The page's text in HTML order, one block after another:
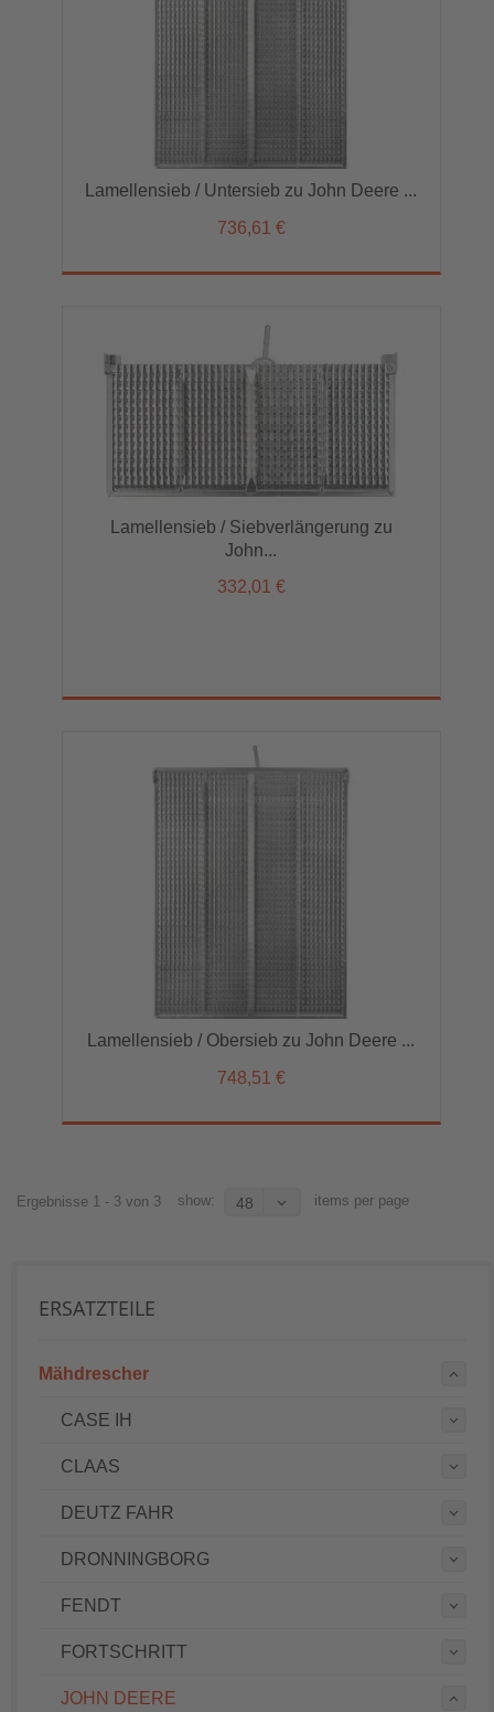
Lamellensieb / Untersieb zu John Deere ...
736,61 €
Lamellensieb / Siebverlängerung zu
John...
332,01 €
Lamellensieb / Obersieb zu John Deere ...
748,51 €
Ergebnisse 1 - 3 von 3 show: 48 items per page
ERSATZTEILE
Mähdrescher
CASE IH
CLAAS
DEUTZ FAHR
DRONNINGBORG
FENDT
FORTSCHRITT
JOHN DEERE